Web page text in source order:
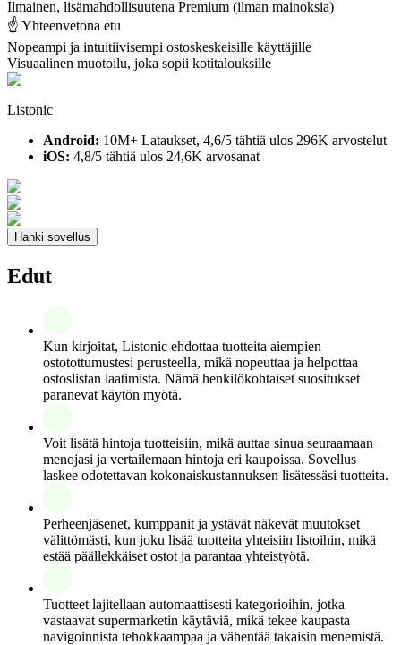
Ilmainen, lisämahdollisuutena Premium (ilman mainoksia)
☝️ Yhteenvetona etu
Nopeampi ja intuitiivisempi ostoskeskeisille käyttäjille
Visuaalinen muotoilu, joka sopii kotitalouksille
Listonic
Android: 10M+ Lataukset, 4,6/5 tähtiä ulos 296K arvostelut
iOS: 4,8/5 tähtiä ulos 24,6K arvosanat
Hanki sovellus
Edut
Kun kirjoitat, Listonic ehdottaa tuotteita aiempien
ostotottumustesi perusteella, mikä nopeuttaa ja helpottaa
ostoslistan laatimista. Nämä henkilökohtaiset suositukset
paranevat käytön myötä.
Voit lisätä hintoja tuotteisiin, mikä auttaa sinua seuraamaan
menojasi ja vertailemaan hintoja eri kaupoissa. Sovellus
laskee odotettavan kokonaiskustannuksen lisätessäsi tuotteita.
Perheenjäsenet, kumppanit ja ystävät näkevät muutokset
välittömästi, kun joku lisää tuotteita yhteisiin listoihin, mikä
estää päällekkäiset ostot ja parantaa yhteistyötä.
Tuotteet lajitellaan automaattisesti kategorioihin, jotka
vastaavat supermarketin käytäviä, mikä tekee kaupasta
navigoinnista tehokkaampaa ja vähentää takaisin menemistä.